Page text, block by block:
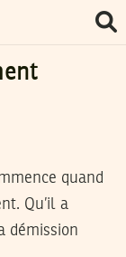
quand
Qu’il a
démission